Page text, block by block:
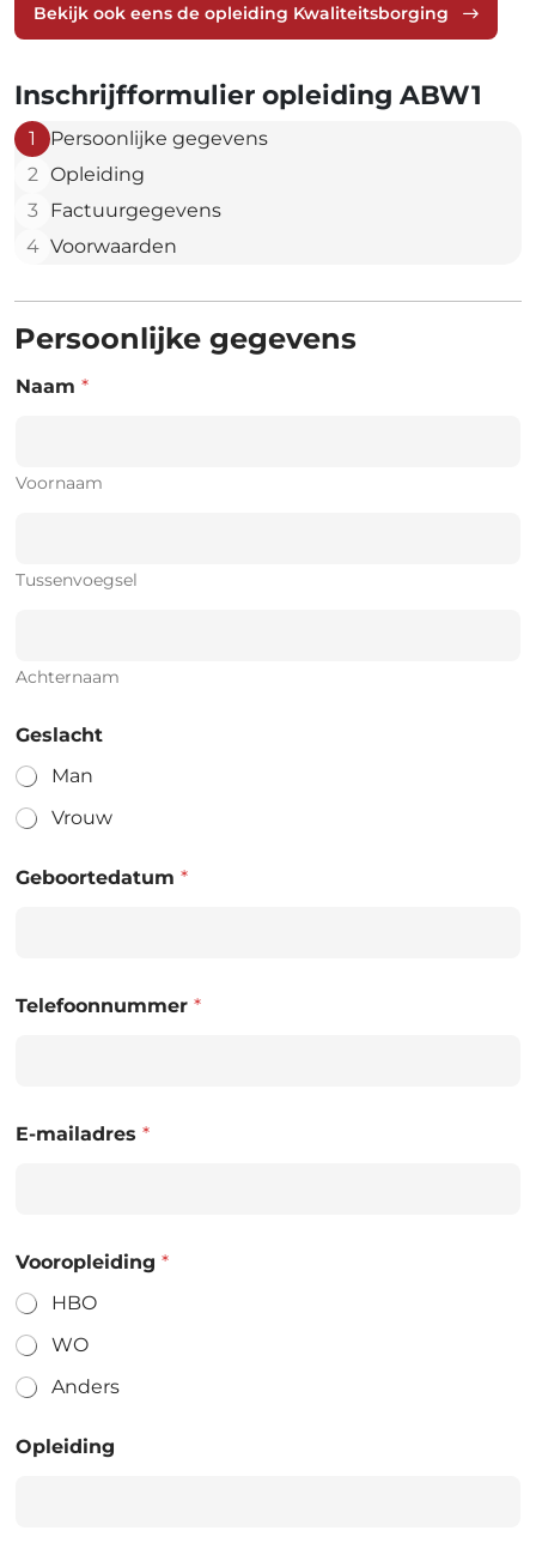
Bekijk ook eens de opleiding Kwaliteitsborging
Inschrijfformulier opleiding ABW1
1
Persoonlijke gegevens
2 Opleiding
3
Factuurgegevens
4 Voorwaarden
Persoonlijke gegevens
Naam *
Voornaam
Tussenvoegsel
Achternaam
Geslacht
Man
Vrouw
Geboortedatum *
Telefoonnummer *
E-mailadres *
Vooropleiding *
HBO
WO
Anders
Opleiding